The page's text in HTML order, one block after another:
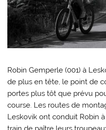
Robin Gemperle (001) à
de plus en tête, le point de
portes plus tôt que prévu
course. Les routes de
Leskovik ont conduit Robin